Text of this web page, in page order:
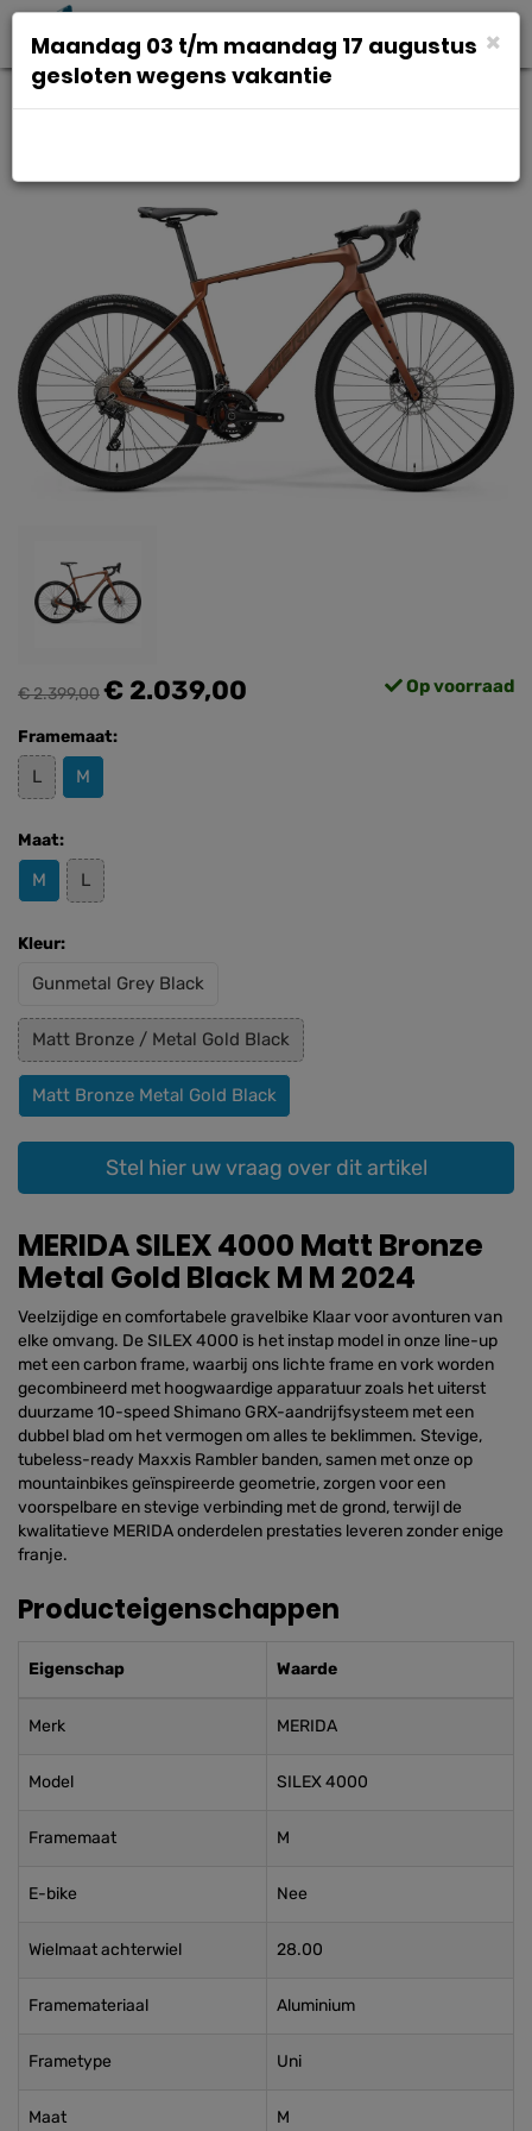
€ 2.399,00€ 2.039,00 Op voorraad
Framemaat:
L M
Maat:
M L
Kleur:
Gunmetal Grey Black
Matt Bronze / Metal Gold Black
Matt Bronze Metal Gold Black
Stel hier uw vraag over dit artikel
MERIDA SILEX 4000 Matt Bronze
Metal Gold Black M M 2024
Veelzijdige en comfortabele gravelbike Klaar voor avonturen van
elke omvang. De SILEX 4000 is het instap model in onze line-up
met een carbon frame, waarbij ons lichte frame en vork worden
gecombineerd met hoogwaardige apparatuur zoals het uiterst
duurzame 10-speed Shimano GRX-aandrijfsysteem met een
dubbel blad om het vermogen om alles te beklimmen. Stevige,
tubeless-ready Maxxis Rambler banden, samen met onze op
mountainbikes geïnspireerde geometrie, zorgen voor een
voorspelbare en stevige verbinding met de grond, terwijl de
kwalitatieve MERIDA onderdelen prestaties leveren zonder enige
franje.
Producteigenschappen
Eigenschap Waarde
Merk MERIDA
Model SILEX 4000
Framemaat M
E-bike Nee
Wielmaat achterwiel 28.00
Framemateriaal Aluminium
Frametype Uni
Maat M
×
Maandag 03 t/m maandag 17 augustus
gesloten wegens vakantie